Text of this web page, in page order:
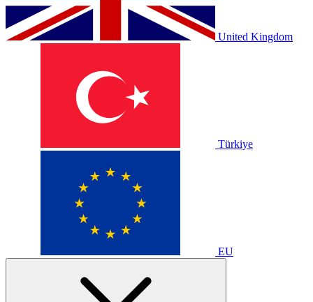
United Kingdom
Türkiye
EU